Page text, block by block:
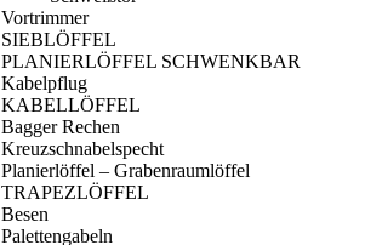
Vortrimmer
SIEBLÖFFEL
PLANIERLÖFFEL SCHWENKBAR
Kabelpflug
KABELLÖFFEL
Bagger Rechen
Kreuzschnabelspecht
Planierlöffel – Grabenraumlöffel
TRAPEZLÖFFEL
Besen
Palettengabeln